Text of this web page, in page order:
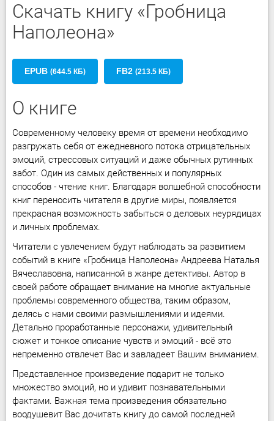
Скачать книгу «Гробница
Наполеона»
EPUB (644.5 КБ) FB2 (213.5 КБ)
О книге
Современному человеку время от времени необходимо
разгружать себя от ежедневного потока отрицательных
эмоций, стрессовых ситуаций и даже обычных рутинных
забот. Один из самых действенных и популярных
способов - чтение книг. Благодаря волшебной способности
книг переносить читателя в другие миры, появляется
прекрасная возможность забыться о деловых неурядицах
и личных проблемах.
Читатели с увлечением будут наблюдать за развитием
событий в книге «Гробница Наполеона» Андреева Наталья
Вячеславовна, написанной в жанре детективы. Автор в
своей работе обращает внимание на многие актуальные
проблемы современного общества, таким образом,
делясь с нами своими размышлениями и идеями.
Детально проработанные персонажи, удивительный
сюжет и тонкое описание чувств и эмоций - всё это
непременно отвлечет Вас и завладеет Вашим вниманием.
Представленное произведение подарит не только
множество эмоций, но и удивит познавательными
фактами. Важная тема произведения обязательно
воодушевит Вас дочитать книгу до самой последней